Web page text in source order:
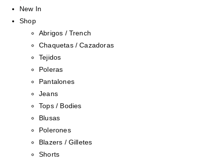
New In
Shop
Abrigos / Trench
Chaquetas / Cazadoras
Tejidos
Poleras
Pantalones
Jeans
Tops / Bodies
Blusas
Polerones
Blazers / Gilletes
Shorts